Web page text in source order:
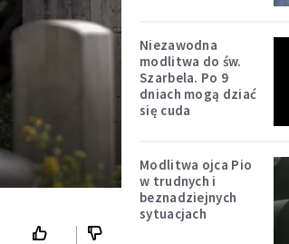
Niezawodna
modlitwa do św.
Szarbela. Po 9
dniach mogą dziać
się cuda
Modlitwa ojca Pio
w trudnych i
beznadziejnych
sytuacjach